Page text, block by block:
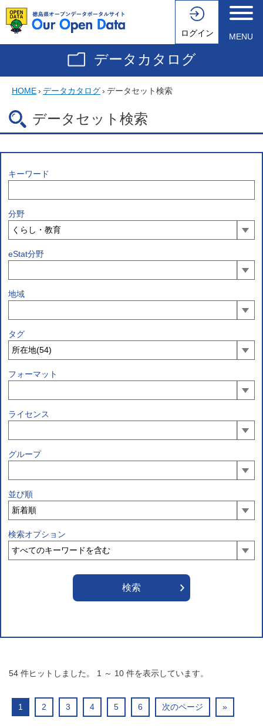
ログイン MENU
データカタログ
HOME› データカタログ› データセット検索
データセット検索
キーワード
分野
eStat分野
地域
タグ
フォーマット
ライセンス
グループ
並び順
検索オプション
54 件ヒットしました。 1 ～ 10 件を表示しています。
1 2 3 4 5 6 次のページ »